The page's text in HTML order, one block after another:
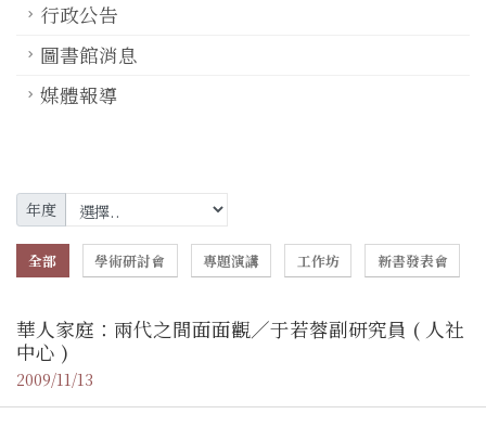
行政公告
圖書館消息
媒體報導
年度
全部 學術研討會 專題演講 工作坊 新書發表會
華人家庭：兩代之間面面觀／于若蓉副研究員 ( 人社
中心 )
2009/11/13